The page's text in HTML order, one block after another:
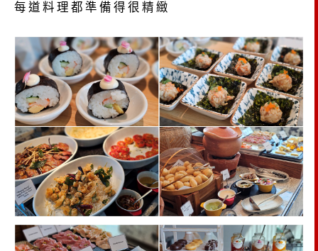
每道料理都準備得很精緻